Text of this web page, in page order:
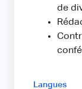
de
Langues